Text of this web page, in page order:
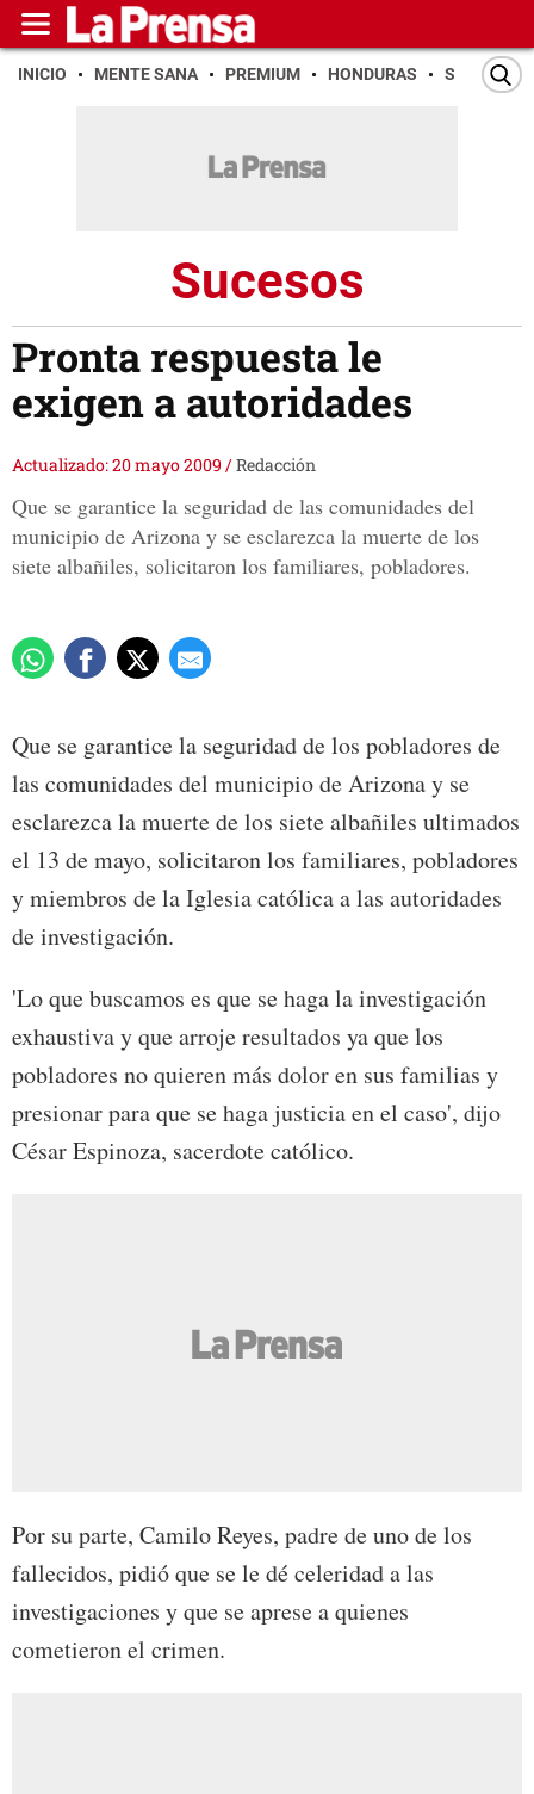
INICIO MENTE SANA PREMIUM HONDURAS SAN PEDRO
Sucesos
Pronta respuesta le
exigen a autoridades
Actualizado: 20 mayo 2009 /Redacción
Que se garantice la seguridad de las comunidades del
municipio de Arizona y se esclarezca la muerte de los
siete albañiles, solicitaron los familiares, pobladores.
Que se garantice la seguridad de los pobladores de
las comunidades del municipio de Arizona y se
esclarezca la muerte de los siete albañiles ultimados
el 13 de mayo, solicitaron los familiares, pobladores
y miembros de la Iglesia católica a las autoridades
de investigación.
'Lo que buscamos es que se haga la investigación
exhaustiva y que arroje resultados ya que los
pobladores no quieren más dolor en sus familias y
presionar para que se haga justicia en el caso', dijo
César Espinoza, sacerdote católico.
Por su parte, Camilo Reyes, padre de uno de los
fallecidos, pidió que se le dé celeridad a las
investigaciones y que se aprese a quienes
cometieron el crimen.